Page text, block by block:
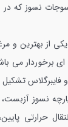
نسوز که
یکی از بهترین و
ای برخوردار می
و فایبرگلاس
نسوز آزبست،
حرارتی